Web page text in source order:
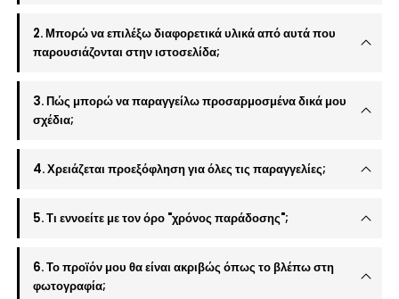
2. Μπορώ να επιλέξω διαφορετικά υλικά από αυτά που
παρουσιάζονται στην ιστοσελίδα;
3. Πώς μπορώ να παραγγείλω προσαρμοσμένα δικά μου
σχέδια;
4. Χρειάζεται προεξόφληση για όλες τις παραγγελίες;
5. Τι εννοείτε με τον όρο "χρόνος παράδοσης";
6. Το προϊόν μου θα είναι ακριβώς όπως το βλέπω στη
φωτογραφία;